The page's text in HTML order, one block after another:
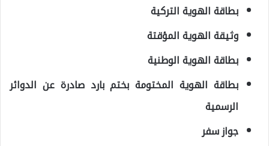
بطاقة الهوية التركية
وثيقة الهوية المؤقتة
بطاقة الهوية الوطنية
بطاقة الهوية المختومة بختم بارد صادرة عن الدوائر
الرسمية
جواز سفر